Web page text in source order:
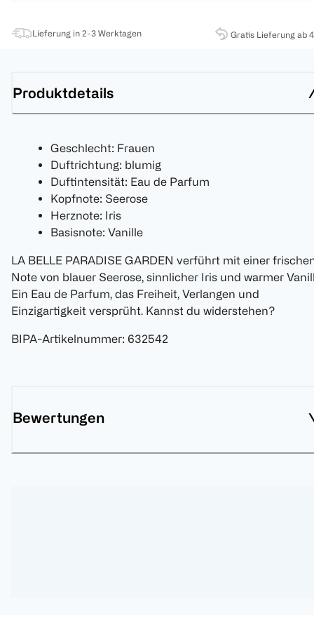
Lieferung in 2-3 Werktagen Gratis Lieferung ab
Produktdetails
Geschlecht: Frauen
Duftrichtung: blumig
Duftintensität: Eau de Parfum
Kopfnote: Seerose
Herznote: Iris
Basisnote: Vanille
LA BELLE PARADISE GARDEN verführt mit einer
Note von blauer Seerose, sinnlicher Iris und warmer
Ein Eau de Parfum, das Freiheit, Verlangen und
Einzigartigkeit versprüht. Kannst du widerstehen?
BIPA-Artikelnummer: 632542
Bewertungen